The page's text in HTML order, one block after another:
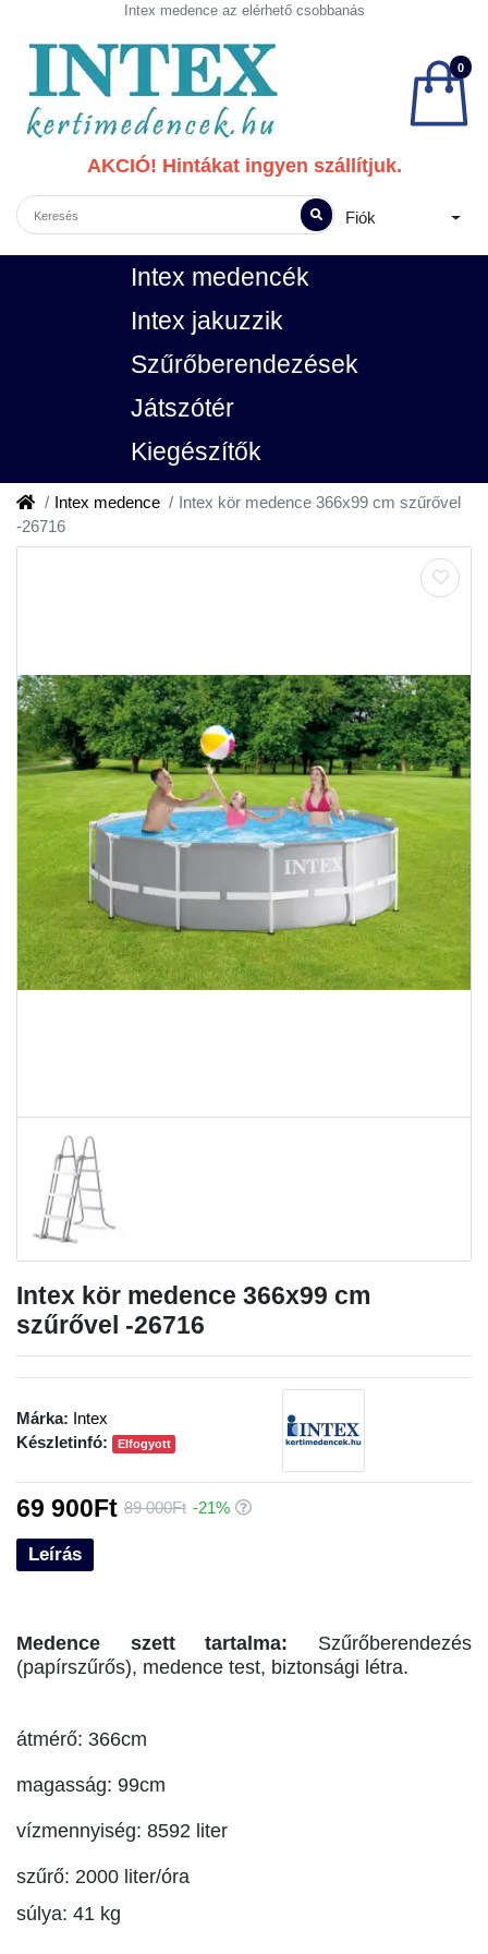
Intex medence az elérhető csobbanás
0
AKCIÓ! Hintákat ingyen szállítjuk.
Fiók
Intex medencék
Intex jakuzzik
Szűrőberendezések
Játszótér
Kiegészítők
Intex medence
Intex kör medence 366x99 cm szűrővel
-26716
Intex kör medence 366x99 cm
szűrővel -26716
Leírás
Medence szett tartalma: Szűrőberendezés
(papírszűrős), medence test, biztonsági létra.
átmérő: 366cm
magasság: 99cm
vízmennyiség: 8592 liter
szűrő: 2000 liter/óra
súlya: 41 kg
Márka: Intex
Készletinfó:
Elfogyott
69 900Ft 89 000Ft -21%